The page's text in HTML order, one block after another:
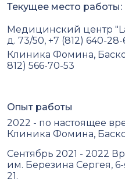
Текущее место работы:
Медицинский центр
д. 73/50, +7 (812) 640-28-
Клиника Фомина,
812) 566-70-53
Опыт работы
2022 - по настоящее
Клиника Фомина,
Сентябрь 2021 - 2022
им. Березина Сергея,
21.